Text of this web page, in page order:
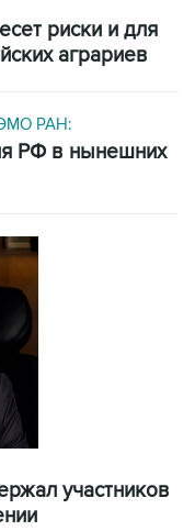
риски и для
аграриев
РАН: